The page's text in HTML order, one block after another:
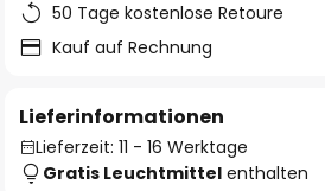
50 Tage kostenlose Retoure
Kauf auf Rechnung
Lieferinformationen
Lieferzeit: 11 - 16 Werktage
Gratis Leuchtmittel enthalten